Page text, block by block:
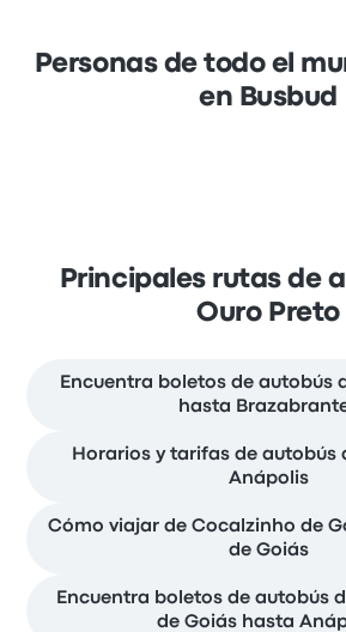
Personas de todo el
en Busbud
Principales rutas de
Ouro Preto
Encuentra boletos de autobús
hasta
Horarios y tarifas de autobús
Anápolis
Cómo viajar de Cocalzinho de
de Goiás
Encuentra boletos de autobús
de Goiás hasta